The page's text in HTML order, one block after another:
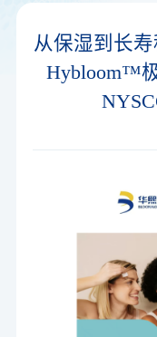
从保湿到长
Hybloom™